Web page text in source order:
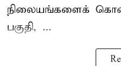
நிலையங்களைக்
பகுதி, ...